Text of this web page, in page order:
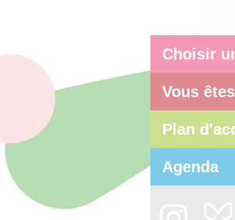
Choisir
Vous êtes
Plan
Agenda